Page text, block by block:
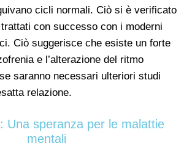
cicli normali. Ciò si è verificato
con successo con i moderni
Ciò suggerisce che esiste un forte
e l’alterazione del ritmo
saranno necessari ulteriori studi
relazione.
Una speranza per le malattie
mentali